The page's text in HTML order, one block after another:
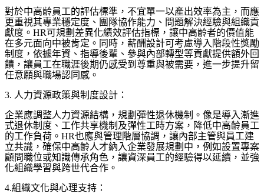
對於中高齡員工的評估標準，不宜單一以產出效率為主，而應
更重視其專業穩定度、團隊協作能力、問題解決經驗與組織貢
獻度。 HR可規劃差異化績效評估指標，讓中高齡者的價值能
在多元面向中被肯定。同時，薪酬設計可考慮導入階段性獎勵
制度，依據年資、指導後輩、參與內部轉型等貢獻提供額外回
饋，讓員工在職涯後期仍感受到尊重與被需要，進一步提升留
任意願與職場認同感。
3. 人力資源政策與制度設計：
企業應調整人力資源結構，規劃彈性退休機制。像是導入漸進
式退休制度、工作共享機制及彈性工時方案，降低中高齡員工
的工作負荷。 HR也應與管理階層協調，讓內部主管與員工建
立共識，確保中高齡人才納入企業發展規劃中，例如設置專案
顧問職位或知識傳承角色，讓資深員工的經驗得以延續，並強
化組織學習與跨世代合作。
4.組織文化與心理支持：